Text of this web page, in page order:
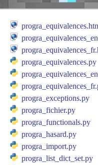
progra_equivalences.py
progra_exceptions.py
progra_fichier.py
progra_functionals.py
progra_hasard.py
progra_import.py
progra_list_dict_set.py